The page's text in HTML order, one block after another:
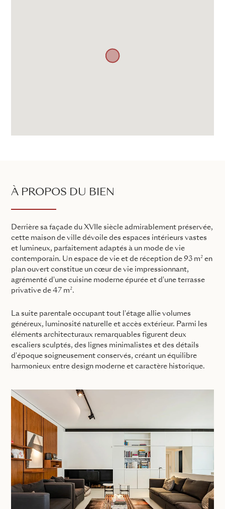
À PROPOS DU BIEN
Derrière sa façade du XVIIe siècle admirablement préservée,
cette maison de ville dévoile des espaces intérieurs vastes
et lumineux, parfaitement adaptés à un mode de vie
contemporain. Un espace de vie et de réception de 93 m² en
plan ouvert constitue un cœur de vie impressionnant,
agrémenté d'une cuisine moderne épurée et d'une terrasse
privative de 47 m².
La suite parentale occupant tout l'étage allie volumes
généreux, luminosité naturelle et accès extérieur. Parmi les
éléments architecturaux remarquables figurent deux
escaliers sculptés, des lignes minimalistes et des détails
d'époque soigneusement conservés, créant un équilibre
harmonieux entre design moderne et caractère historique.